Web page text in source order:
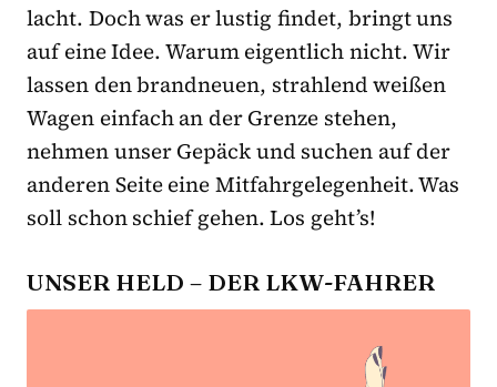
lacht. Doch was er lustig findet, bringt uns
auf eine Idee. Warum eigentlich nicht. Wir
lassen den brandneuen, strahlend weißen
Wagen einfach an der Grenze stehen,
nehmen unser Gepäck und suchen auf der
anderen Seite eine Mitfahrgelegenheit. Was
soll schon schief gehen. Los geht’s!
UNSER HELD – DER LKW-FAHRER